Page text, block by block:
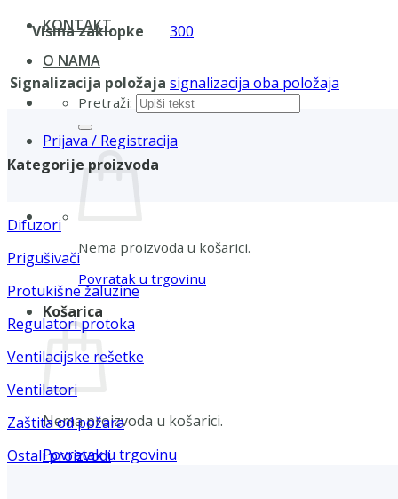
KONTAKT
O NAMA
Pretraži:
Prijava / Registracija
Nema proizvoda u košarici.
Povratak u trgovinu
Košarica
Nema proizvoda u košarici.
Povratak u trgovinu
Visina zaklopke 300
Signalizacija položaja signalizacija oba položaja
Kategorije proizvoda
Difuzori
Prigušivači
Protukišne žaluzine
Regulatori protoka
Ventilacijske rešetke
Ventilatori
Zaštita od požara
Ostali proizvodi